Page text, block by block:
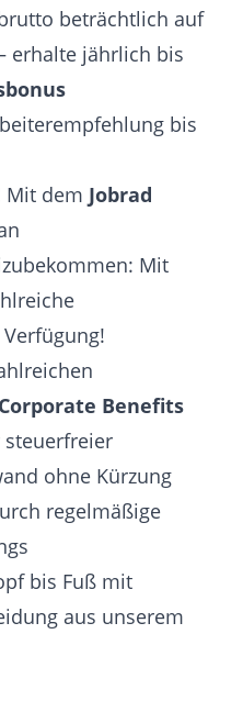
beträchtlich auf
erhalte jährlich bis
bis
Mit dem Jobrad
Mit
Corporate Benefits
ohne Kürzung
regelmäßige
bis Fuß mit
aus unserem